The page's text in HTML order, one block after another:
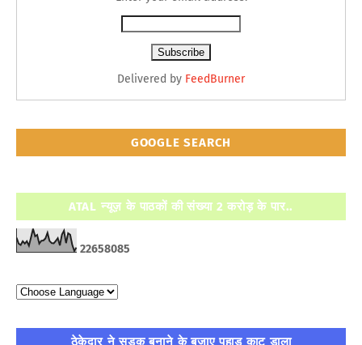
Delivered by FeedBurner
GOOGLE SEARCH
ATAL न्यूज़ के पाठकों की संख्या 2 करोड़ के पार..
22658085
ठेकेदार ने सड़क बनाने के बजाए पहाड़ काट डाला